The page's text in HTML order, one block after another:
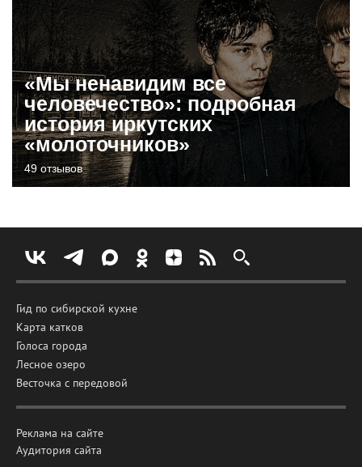
«Мы ненавидим все
человечество»: подробная
история иркутских
«молоточников»
49 отзывов
Гид по сибирской кухне
Карта катков
Голоса города
Лесное озеро
Весточка с передовой
Реклама на сайте
Аудитория сайта